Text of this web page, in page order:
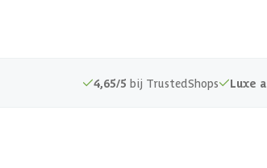
4,65/5 bij TrustedShops Luxe